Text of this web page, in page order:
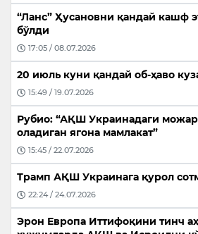
“Ланс” Ҳусановни қандай кашф
бўлди
17:05 / 08.07.2026
20 июль куни қандай об-ҳаво
15:49 / 19.07.2026
Рубио: “АҚШ Украинадаги
оладиган ягона мамлакат”
15:45 / 22.07.2026
Трамп АҚШ Украинага қурол
22:24 / 24.07.2026
Эрон Европа Иттифоқини тинч